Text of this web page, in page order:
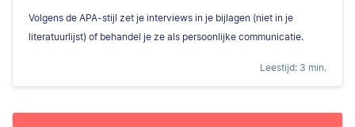
Volgens de APA-stijl zet je interviews in je bijlagen (niet in je
literatuurlijst) of behandel je ze als persoonlijke communicatie.
Leestijd: 3 min.